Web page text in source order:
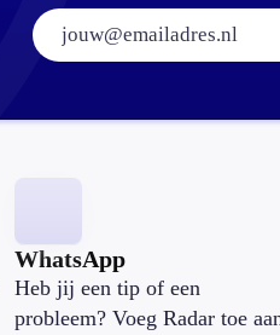
WhatsApp
Heb jij een tip of een
probleem? Voeg Radar toe